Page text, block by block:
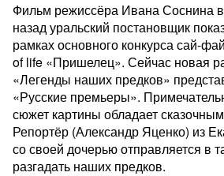
Фильм режиссёра Ивана Соснина
назад уральский постановщик
рамках основного конкурса сай-
of life «Пришелец». Сейчас новая
«Легенды наших предков»
«Русские премьеры».
сюжет картины обладает
Репортёр (Александр Яценко) из
со своей дочерью отправляется в
разгадать наших предков.